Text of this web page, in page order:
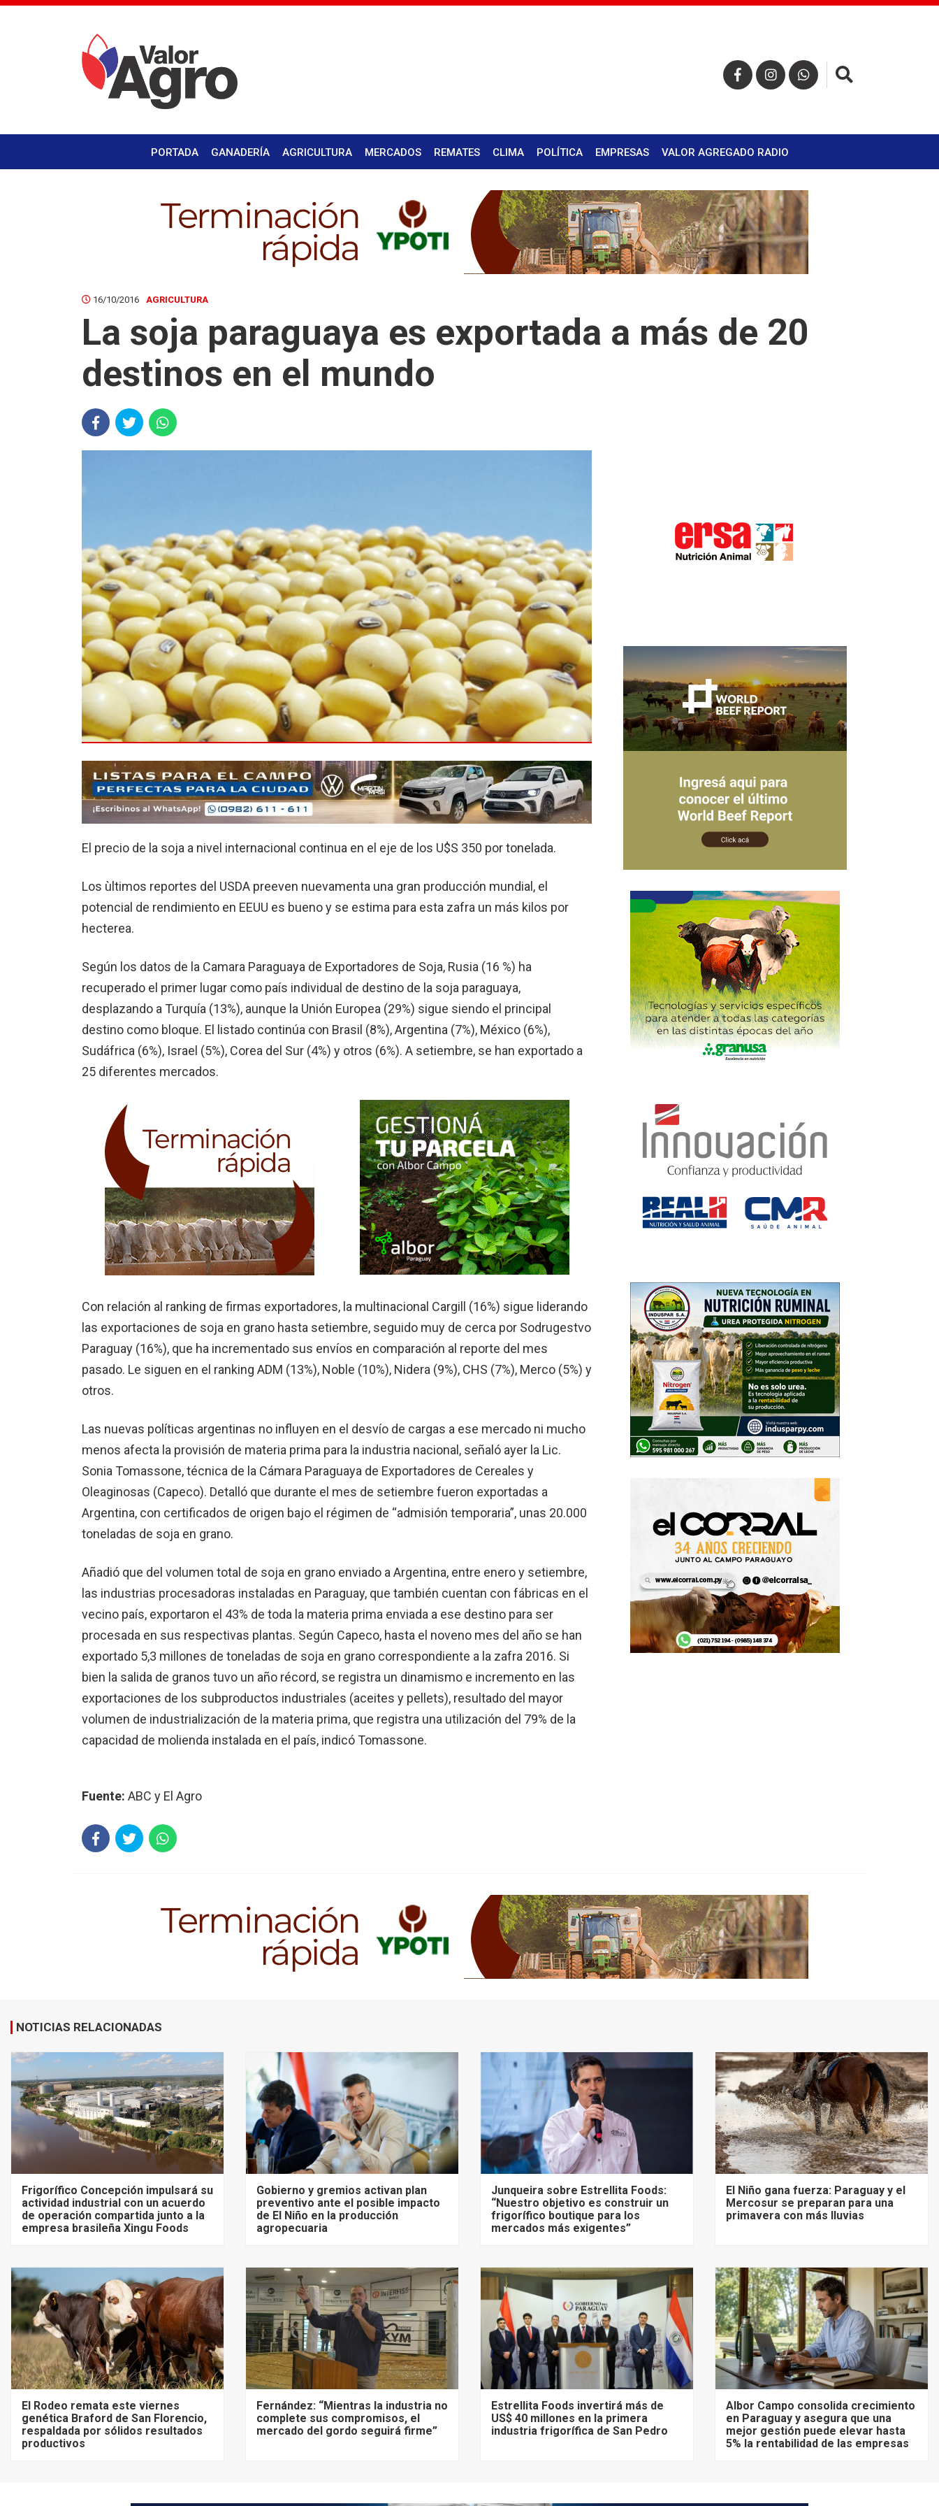
PORTADA GANADERÍA AGRICULTURA MERCADOS REMATES CLIMA POLÍTICA EMPRESAS VALOR AGREGADO RADIO
16/10/2016 AGRICULTURA
La soja paraguaya es exportada a más de 20
destinos en el mundo
El precio de la soja a nivel internacional continua en el eje de los U$S 350 por tonelada.
Los ùltimos reportes del USDA preeven nuevamenta una gran producción mundial, el
potencial de rendimiento en EEUU es bueno y se estima para esta zafra un más kilos por
hecterea.
Según los datos de la Camara Paraguaya de Exportadores de Soja, Rusia (16 %) ha
recuperado el primer lugar como país individual de destino de la soja paraguaya,
desplazando a Turquía (13%), aunque la Unión Europea (29%) sigue siendo el principal
destino como bloque. El listado continúa con Brasil (8%), Argentina (7%), México (6%),
Sudáfrica (6%), Israel (5%), Corea del Sur (4%) y otros (6%). A setiembre, se han exportado a
25 diferentes mercados.
Con relación al ranking de firmas exportadores, la multinacional Cargill (16%) sigue liderando
las exportaciones de soja en grano hasta setiembre, seguido muy de cerca por Sodrugestvo
Paraguay (16%), que ha incrementado sus envíos en comparación al reporte del mes
pasado. Le siguen en el ranking ADM (13%), Noble (10%), Nidera (9%), CHS (7%), Merco (5%) y
otros.
Las nuevas políticas argentinas no influyen en el desvío de cargas a ese mercado ni mucho
menos afecta la provisión de materia prima para la industria nacional, señaló ayer la Lic.
Sonia Tomassone, técnica de la Cámara Paraguaya de Exportadores de Cereales y
Oleaginosas (Capeco). Detalló que durante el mes de setiembre fueron exportadas a
Argentina, con certificados de origen bajo el régimen de “admisión temporaria”, unas 20.000
toneladas de soja en grano.
Añadió que del volumen total de soja en grano enviado a Argentina, entre enero y setiembre,
las industrias procesadoras instaladas en Paraguay, que también cuentan con fábricas en el
vecino país, exportaron el 43% de toda la materia prima enviada a ese destino para ser
procesada en sus respectivas plantas. Según Capeco, hasta el noveno mes del año se han
exportado 5,3 millones de toneladas de soja en grano correspondiente a la zafra 2016. Si
bien la salida de granos tuvo un año récord, se registra un dinamismo e incremento en las
exportaciones de los subproductos industriales (aceites y pellets), resultado del mayor
volumen de industrialización de la materia prima, que registra una utilización del 79% de la
capacidad de molienda instalada en el país, indicó Tomassone.
Fuente: ABC y El Agro
NOTICIAS RELACIONADAS
Frigorífico Concepción impulsará su
actividad industrial con un acuerdo
de operación compartida junto a la
empresa brasileña Xingu Foods
Gobierno y gremios activan plan
preventivo ante el posible impacto
de El Niño en la producción
agropecuaria
Junqueira sobre Estrellita Foods:
“Nuestro objetivo es construir un
frigorífico boutique para los
mercados más exigentes”
El Niño gana fuerza: Paraguay y el
Mercosur se preparan para una
primavera con más lluvias
El Rodeo remata este viernes
genética Braford de San Florencio,
respaldada por sólidos resultados
productivos
Fernández: “Mientras la industria no
complete sus compromisos, el
mercado del gordo seguirá firme”
Estrellita Foods invertirá más de
US$ 40 millones en la primera
industria frigorífica de San Pedro
Albor Campo consolida crecimiento
en Paraguay y asegura que una
mejor gestión puede elevar hasta
5% la rentabilidad de las empresas